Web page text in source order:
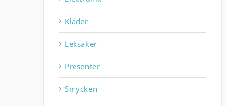
Kläder
Leksaker
Presenter
Smycken